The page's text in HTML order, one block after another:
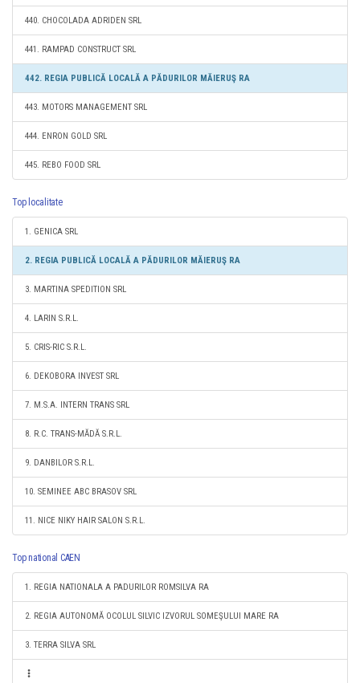
440. CHOCOLADA ADRIDEN SRL
441. RAMPAD CONSTRUCT SRL
442. REGIA PUBLICĂ LOCALĂ A PĂDURILOR MĂIERUŞ RA
443. MOTORS MANAGEMENT SRL
444. ENRON GOLD SRL
445. REBO FOOD SRL
Top localitate
1. GENICA SRL
2. REGIA PUBLICĂ LOCALĂ A PĂDURILOR MĂIERUŞ RA
3. MARTINA SPEDITION SRL
4. LARIN S.R.L.
5. CRIS-RIC S.R.L.
6. DEKOBORA INVEST SRL
7. M.S.A. INTERN TRANS SRL
8. R.C. TRANS-MĂDĂ S.R.L.
9. DANBILOR S.R.L.
10. SEMINEE ABC BRASOV SRL
11. NICE NIKY HAIR SALON S.R.L.
Top national CAEN
1. REGIA NATIONALA A PADURILOR ROMSILVA RA
2. REGIA AUTONOMĂ OCOLUL SILVIC IZVORUL SOMEŞULUI MARE RA
3. TERRA SILVA SRL